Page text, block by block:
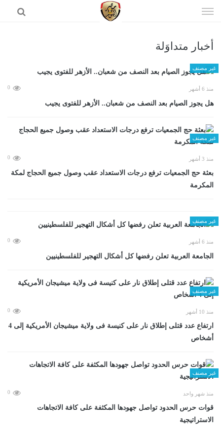
الى
أخبار متداوَلة
غير مصنف
منذ 6 أشهر 0
هل يجوز الصيام بعد النصف من شعبان.. الأزهر للفتوى يجيب
غير مصنف
منذ 3 أشهر 0
بعثة حج الجمعيات ترفع درجات الاستعداد عقب وصول جميع الحجاج لمكة
المكرمة
غير مصنف
منذ 6 أشهر 0
الجامعة العربية تعلن رفضها كل أشكال التهجير للفلسطينيين
غير مصنف
منذ 10 أشهر 0
ارتفاع عدد قتلى إطلاق نار على كنيسة فى ولاية ميشيجان الأمريكية إلى 4
أشخاص
غير مصنف
منذ شهر واحد 0
قوات حرس الحدود تواصل جهودها المكثفة على كافة الاتجاهات
الاستراتيجية